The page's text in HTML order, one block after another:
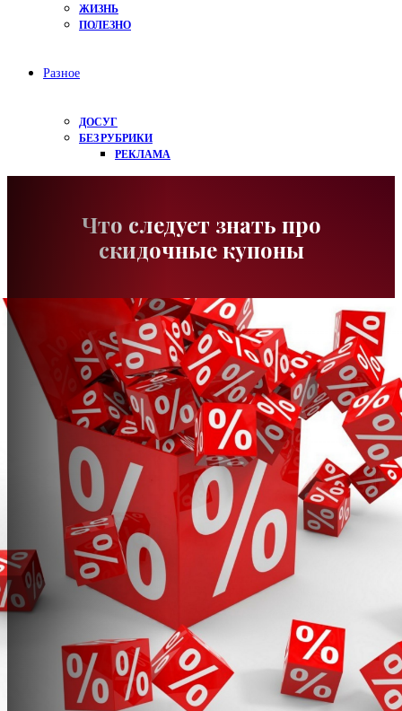
ЖИЗНЬ
ПОЛЕЗНО
Разное
ДОСУГ
БЕЗ РУБРИКИ
РЕКЛАМА
Что следует знать про
скидочные купоны